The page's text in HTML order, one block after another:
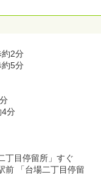
約2分
約5分
4分
丁目停留所」すぐ
前 「台場二丁目停留